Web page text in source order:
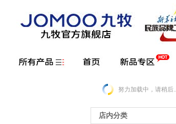
努力加载中，请稍后
店内分类